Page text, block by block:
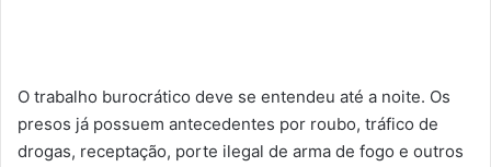
O trabalho burocrático deve se entendeu até a noite. Os
presos já possuem antecedentes por roubo, tráfico de
drogas, receptação, porte ilegal de arma de fogo e outros